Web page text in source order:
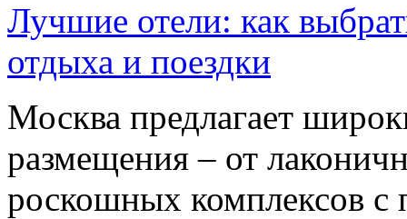
Лучшие отели: как
отдыха и поездки
Москва предлагает
размещения – от
роскошных комплексов